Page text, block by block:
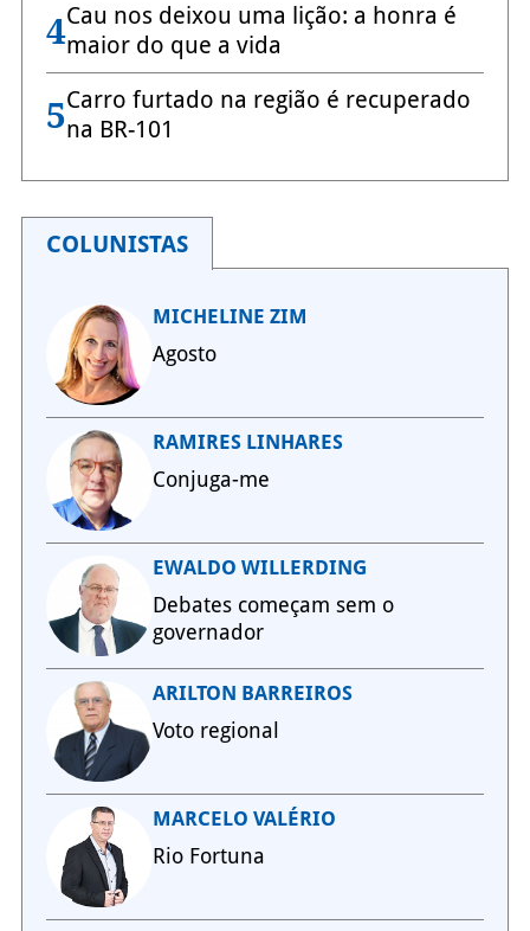
4Cau nos deixou uma lição: a honra é
maior do que a vida
5Carro furtado na região é recuperado
na BR-101
COLUNISTAS
MICHELINE ZIM
Agosto
RAMIRES LINHARES
Conjuga-me
EWALDO WILLERDING
Debates começam sem o
governador
ARILTON BARREIROS
Voto regional
MARCELO VALÉRIO
Rio Fortuna